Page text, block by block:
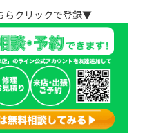
らクリックで登録▼